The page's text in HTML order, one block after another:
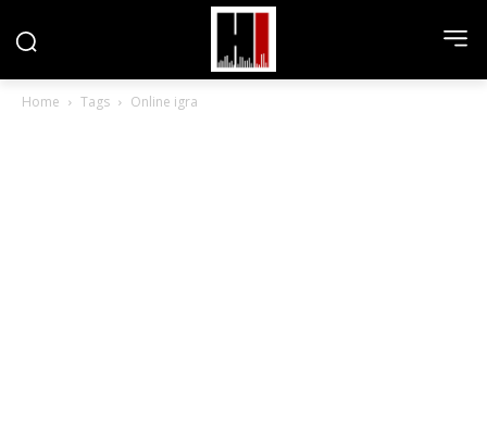
Home Tags Online igra